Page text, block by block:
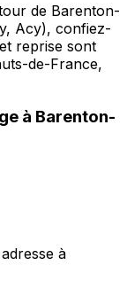
de Barenton-
Acy), confiez-
reprise sont
de-France,
à Barenton-
à